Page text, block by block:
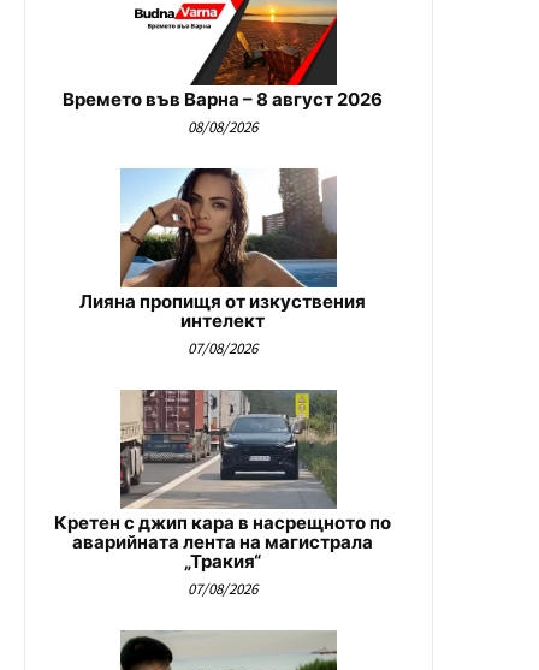
Времето във Варна – 8 август 2026
08/08/2026
Лияна пропищя от изкуствения
интелект
07/08/2026
Кретен с джип кара в насрещното по
аварийната лента на магистрала
„Тракия“
07/08/2026